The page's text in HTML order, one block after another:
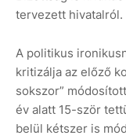
tervezett hivatalról.
A politikus
kritizálja az előző
sokszor”
év alatt 15-ször
belül kétszer is